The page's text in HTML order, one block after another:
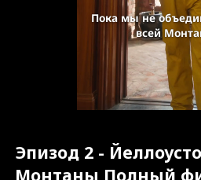
Пока мы не
всей
Эпизод 2 -
Монтаны Полный